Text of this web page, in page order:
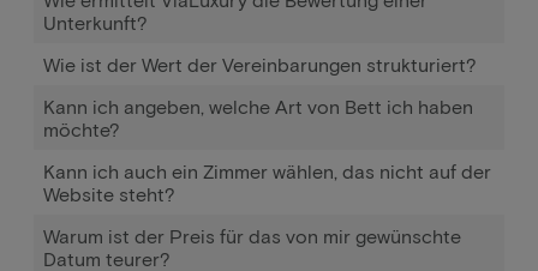
Unterkunft?
Wie ist der Wert der Vereinbarungen strukturiert?
Kann ich angeben, welche Art von Bett ich haben
möchte?
Kann ich auch ein Zimmer wählen, das nicht auf der
Website steht?
Warum ist der Preis für das von mir gewünschte
Datum teurer?